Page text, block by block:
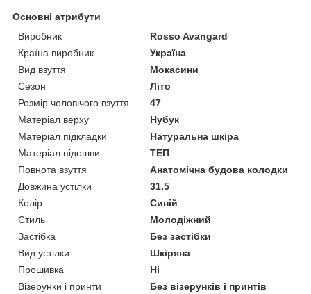
Основні атрибути
Виробник
Rosso Avangard
Країна виробник
Україна
Вид взуття
Мокасини
Сезон
Літо
Розмір чоловічого взуття
47
Матеріал верху
Нубук
Матеріал підкладки
Натуральна шкіра
Матеріал підошви
ТЕП
Повнота взуття
Анатомічна будова колодки
Довжина устілки
31.5
Колір
Синій
Стиль
Молодіжний
Застібка
Без застібки
Вид устілки
Шкіряна
Прошивка
Ні
Візерунки і принти
Без візерунків і принтів